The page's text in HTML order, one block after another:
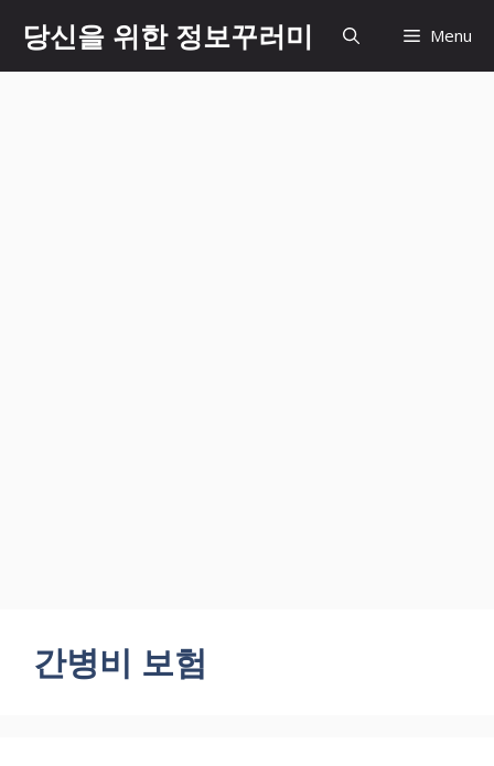
content
당신을 위한 정보꾸러미 Menu
간병비 보험